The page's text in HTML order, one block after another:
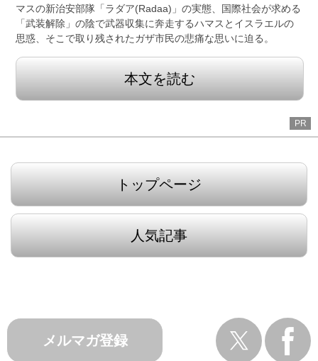
マスの新治安部隊「ラダア(Radaa)」の実態、国際社会が求める
「武装解除」の陰で武器収集に奔走するハマスとイスラエルの
思惑、そこで取り残されたガザ市民の悲痛な思いに迫る。
本文を読む
PR
トップページ
人気記事
メルマガ登録